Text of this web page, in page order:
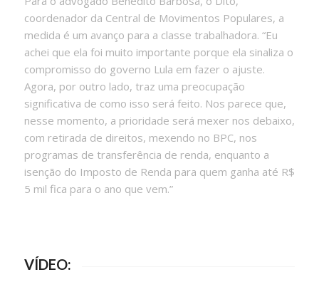
coordenador da Central de Movimentos Populares, a
medida é um avanço para a classe trabalhadora. “Eu
achei que ela foi muito importante porque ela sinaliza o
compromisso do governo Lula em fazer o ajuste.
Agora, por outro lado, traz uma preocupação
significativa de como isso será feito. Nos parece que,
nesse momento, a prioridade será mexer nos debaixo,
com retirada de direitos, mexendo no BPC, nos
programas de transferência de renda, enquanto a
isenção do Imposto de Renda para quem ganha até R$
5 mil fica para o ano que vem.”
VÍDEO: